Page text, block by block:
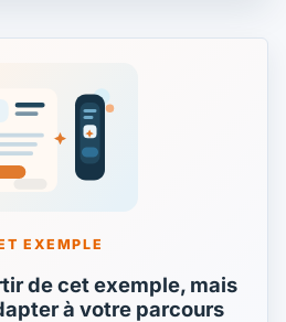
EXEMPLE
de cet exemple, mais
à votre parcours